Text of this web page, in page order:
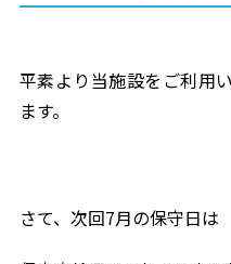
平素より当施設をご利用
ます。
さて、次回7月の保守日は